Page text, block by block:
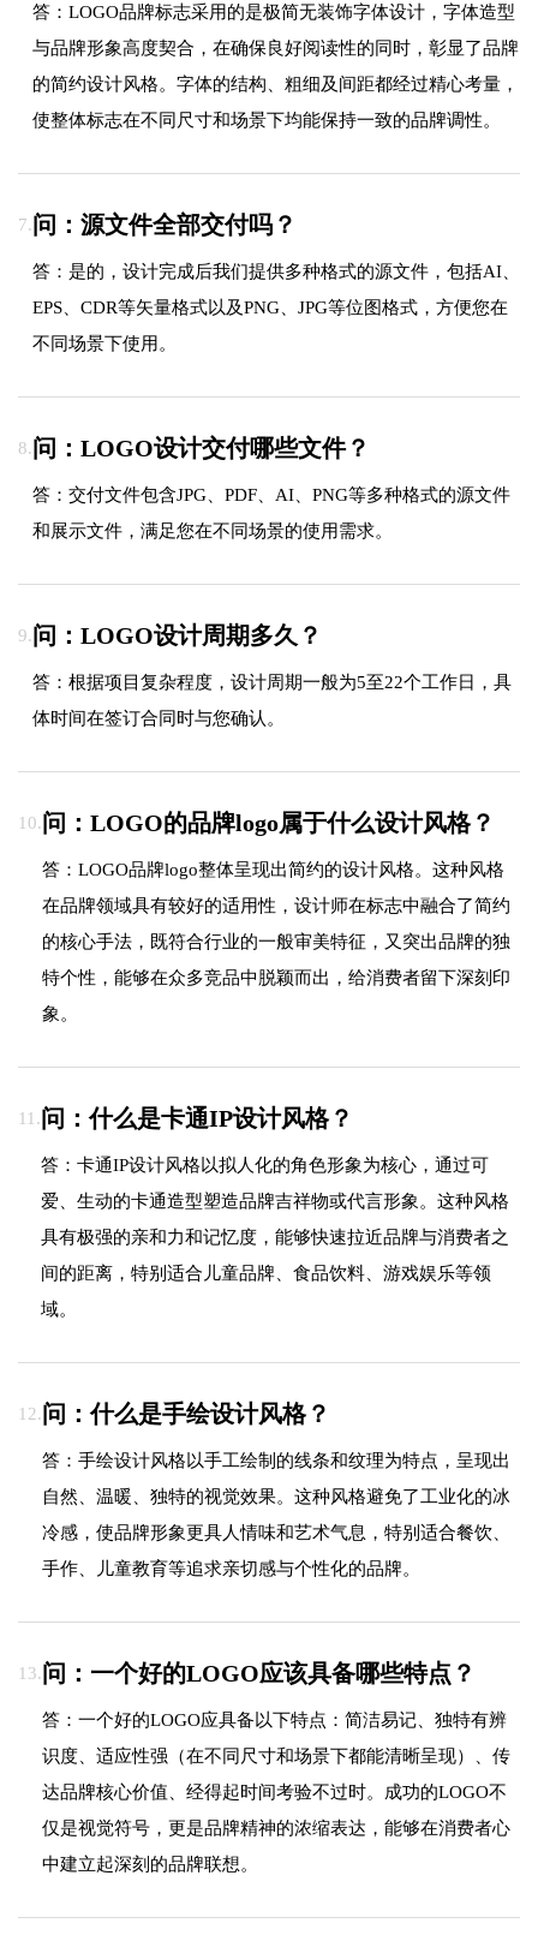
答：LOGO品牌标志采用的是极简无装饰字体设计，字体造型
与品牌形象高度契合，在确保良好阅读性的同时，彰显了品牌
的简约设计风格。字体的结构、粗细及间距都经过精心考量，
使整体标志在不同尺寸和场景下均能保持一致的品牌调性。
7.问：源文件全部交付吗？
答：是的，设计完成后我们提供多种格式的源文件，包括AI、
EPS、CDR等矢量格式以及PNG、JPG等位图格式，方便您在
不同场景下使用。
8.问：LOGO设计交付哪些文件？
答：交付文件包含JPG、PDF、AI、PNG等多种格式的源文件
和展示文件，满足您在不同场景的使用需求。
9.问：LOGO设计周期多久？
答：根据项目复杂程度，设计周期一般为5至22个工作日，具
体时间在签订合同时与您确认。
10.问：LOGO的品牌logo属于什么设计风格？
答：LOGO品牌logo整体呈现出简约的设计风格。这种风格
在品牌领域具有较好的适用性，设计师在标志中融合了简约
的核心手法，既符合行业的一般审美特征，又突出品牌的独
特个性，能够在众多竞品中脱颖而出，给消费者留下深刻印
象。
11.问：什么是卡通IP设计风格？
答：卡通IP设计风格以拟人化的角色形象为核心，通过可
爱、生动的卡通造型塑造品牌吉祥物或代言形象。这种风格
具有极强的亲和力和记忆度，能够快速拉近品牌与消费者之
间的距离，特别适合儿童品牌、食品饮料、游戏娱乐等领
域。
12.问：什么是手绘设计风格？
答：手绘设计风格以手工绘制的线条和纹理为特点，呈现出
自然、温暖、独特的视觉效果。这种风格避免了工业化的冰
冷感，使品牌形象更具人情味和艺术气息，特别适合餐饮、
手作、儿童教育等追求亲切感与个性化的品牌。
13.问：一个好的LOGO应该具备哪些特点？
答：一个好的LOGO应具备以下特点：简洁易记、独特有辨
识度、适应性强（在不同尺寸和场景下都能清晰呈现）、传
达品牌核心价值、经得起时间考验不过时。成功的LOGO不
仅是视觉符号，更是品牌精神的浓缩表达，能够在消费者心
中建立起深刻的品牌联想。